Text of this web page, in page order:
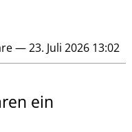
— 23. Juli 2026 13:02
ein